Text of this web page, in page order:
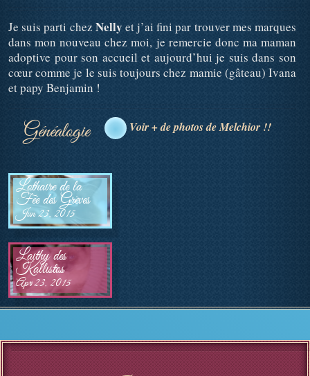
Je suis parti chez Nellyet j’ai fini par trouver mes marques
dans mon nouveau chez moi, je remercie donc ma maman
adoptive pour son accueil et aujourd’hui je suis dans son
cœur comme je le suis toujours chez mamie (gâteau) Ivana
et papy Benjamin !
Voir + de photos de Melchior !!
Généalogie
Lothaire de la
Fée des Grèves
Jun 23, 2015
Laithy des
Kallistos
Apr 23, 2015